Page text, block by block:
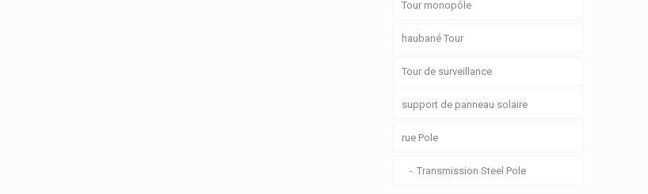
Tour monopôle
haubané Tour
Tour de surveillance
support de panneau solaire
rue Pole
Transmission Steel Pole